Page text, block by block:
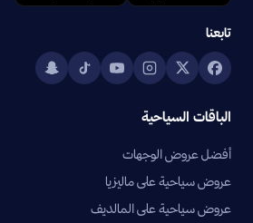
تابعنا
الباقات السياحية
أفضل عروض الوجهات
عروض سياحية على ماليزيا
عروض سياحية على المالديف